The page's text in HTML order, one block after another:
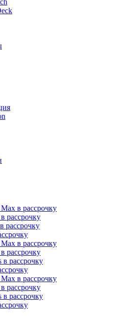
в рассрочку
рассрочку
рассрочку
в рассрочку
рассрочку
в рассрочку
в рассрочку
рассрочку
в рассрочку